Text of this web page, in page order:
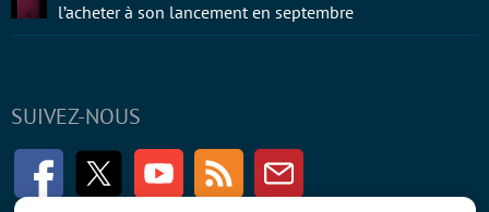
SUIVEZ-NOUS
FacebookTwitter Youtube RSS Newsletter
l’acheter à son lancement en septembre